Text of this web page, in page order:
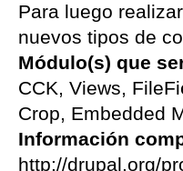
Para luego
nuevos tipos de
Módulo(s) que
CCK, Views,
Crop, Embedded
Información
http://drupal.org/